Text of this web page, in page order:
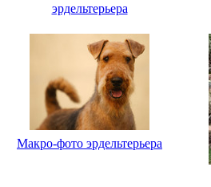
эрдельтерьера
Макро-фото эрдельтерьера